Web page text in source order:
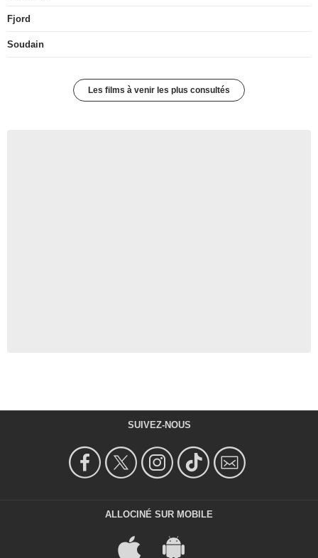
Fjord
Soudain
Les films à venir les plus consultés
SUIVEZ-NOUS
ALLOCINÉ SUR MOBILE